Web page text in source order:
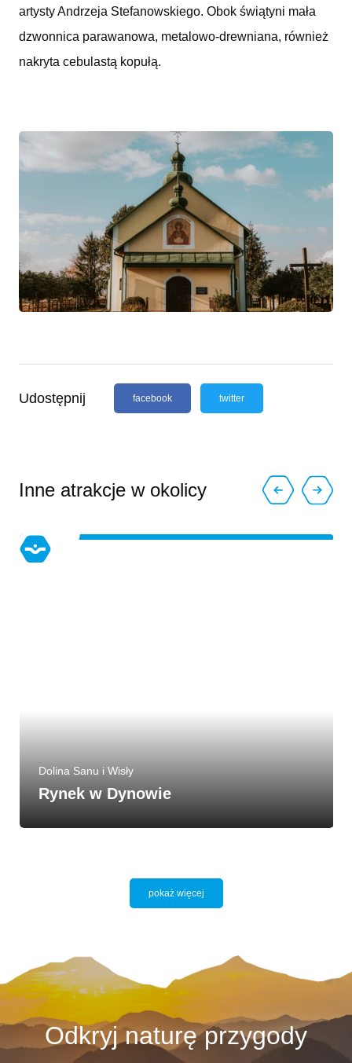
artysty Andrzeja Stefanowskiego. Obok świątyni mała
dzwonnica parawanowa, metalowo-drewniana, również
nakryta cebulastą kopułą.
Udostępnij facebook twitter
Inne atrakcje w okolicy
Dolina Sanu i Wisły
Rynek w Dynowie
pokaż więcej
Odkryj naturę przygody